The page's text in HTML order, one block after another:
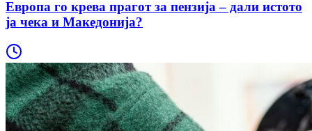
Европа го крева прагот за пензија – дали истото
ја чека и Македонија?